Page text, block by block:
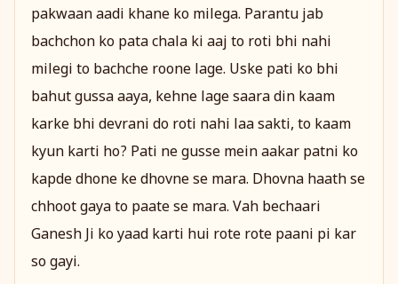
pakwaan aadi khane ko milega. Parantu jab
bachchon ko pata chala ki aaj to roti bhi nahi
milegi to bachche roone lage. Uske pati ko bhi
bahut gussa aaya, kehne lage saara din kaam
karke bhi devrani do roti nahi laa sakti, to kaam
kyun karti ho? Pati ne gusse mein aakar patni ko
kapde dhone ke dhovne se mara. Dhovna haath se
chhoot gaya to paate se mara. Vah bechaari
Ganesh Ji ko yaad karti hui rote rote paani pi kar
so gayi.